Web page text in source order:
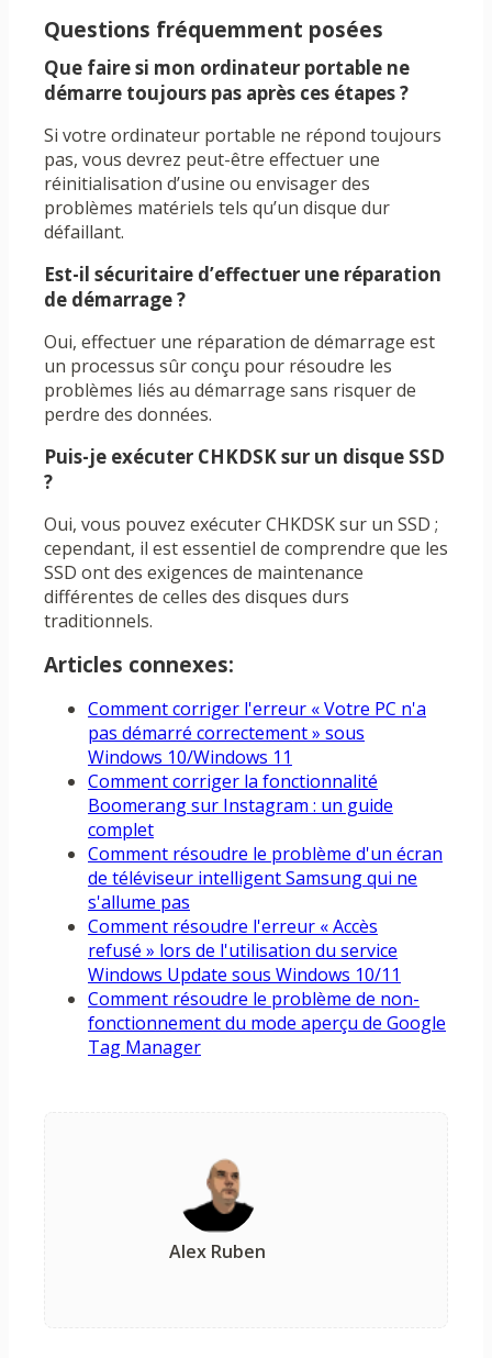
Questions fréquemment posées
Que faire si mon ordinateur portable ne
démarre toujours pas après ces étapes ?
Si votre ordinateur portable ne répond toujours
pas, vous devrez peut-être effectuer une
réinitialisation d’usine ou envisager des
problèmes matériels tels qu’un disque dur
défaillant.
Est-il sécuritaire d’effectuer une réparation
de démarrage ?
Oui, effectuer une réparation de démarrage est
un processus sûr conçu pour résoudre les
problèmes liés au démarrage sans risquer de
perdre des données.
Puis-je exécuter CHKDSK sur un disque SSD
?
Oui, vous pouvez exécuter CHKDSK sur un SSD ;
cependant, il est essentiel de comprendre que les
SSD ont des exigences de maintenance
différentes de celles des disques durs
traditionnels.
Articles connexes:
Comment corriger l'erreur « Votre PC n'a
pas démarré correctement » sous
Windows 10/Windows 11
Comment corriger la fonctionnalité
Boomerang sur Instagram : un guide
complet
Comment résoudre le problème d'un écran
de téléviseur intelligent Samsung qui ne
s'allume pas
Comment résoudre l'erreur « Accès
refusé » lors de l'utilisation du service
Windows Update sous Windows 10/11
Comment résoudre le problème de non-
fonctionnement du mode aperçu de Google
Tag Manager
Alex Ruben